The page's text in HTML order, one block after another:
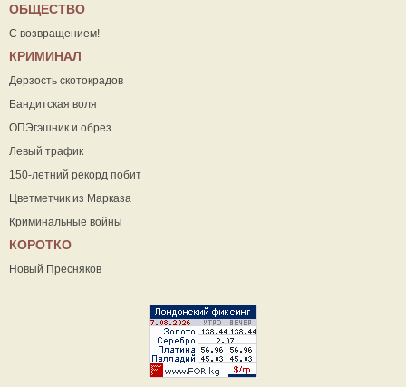
ОБЩЕСТВО
С возвращением!
КРИМИНАЛ
Дерзость скотокрадов
Бандитская воля
ОПЭгэшник и обрез
Левый трафик
150-летний рекорд побит
Цветметчик из Марказа
Криминальные войны
КОРОТКО
Новый Пресняков